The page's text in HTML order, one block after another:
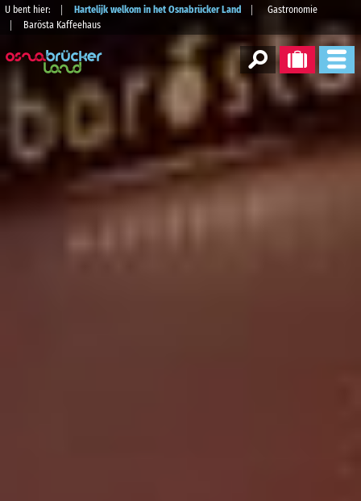
U bent hier: Hartelijk welkom in het Osnabrücker Land
Gastronomie
Barösta Kaffeehaus